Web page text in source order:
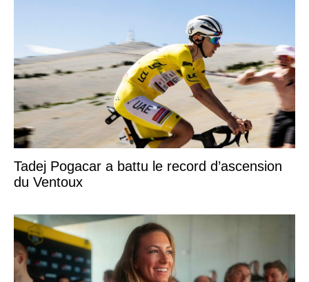
Tadej Pogacar a battu le record d’ascension
du Ventoux